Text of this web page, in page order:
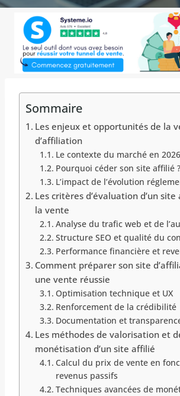
Sommaire
Les enjeux et opportunités de la
d’affiliation
Le contexte du marché en 2026
Pourquoi céder son site affilié ?
L’impact de l’évolution
Les critères d’évaluation d’un
la vente
Analyse du trafic web et de
Structure SEO et qualité du
Performance financière et
Comment préparer son site
une vente réussie
Optimisation technique et UX
Renforcement de la crédibilité
Documentation et
Les méthodes de valorisation et
monétisation d’un site affilié
Calcul du prix de vente en
revenus passifs
Techniques avancées de